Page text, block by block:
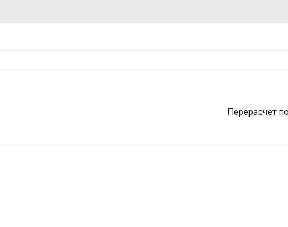
Перерасчет